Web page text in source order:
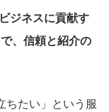
ジネスに貢献す
、信頼と紹介の
ちたい」という服